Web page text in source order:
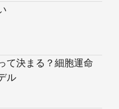
て決まる？細胞運命
ル